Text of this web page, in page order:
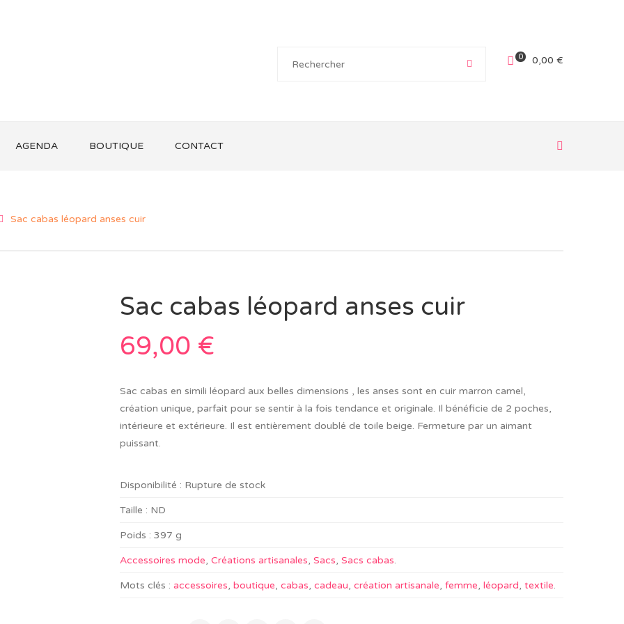
0 0,00 €
AGENDA BOUTIQUE CONTACT
Sac cabas léopard anses cuir
Sac cabas léopard anses cuir
69,00 €
Sac cabas en simili léopard aux belles dimensions , les anses sont en cuir marron camel,
création unique, parfait pour se sentir à la fois tendance et originale. Il bénéficie de 2 poches,
intérieure et extérieure. Il est entièrement doublé de toile beige. Fermeture par un aimant
puissant.
Disponibilité : Rupture de stock
Taille : ND
Poids : 397 g
Accessoires mode,Créations artisanales,Sacs,Sacs cabas.
Mots clés : accessoires,boutique,cabas,cadeau,création artisanale,femme,léopard,textile.